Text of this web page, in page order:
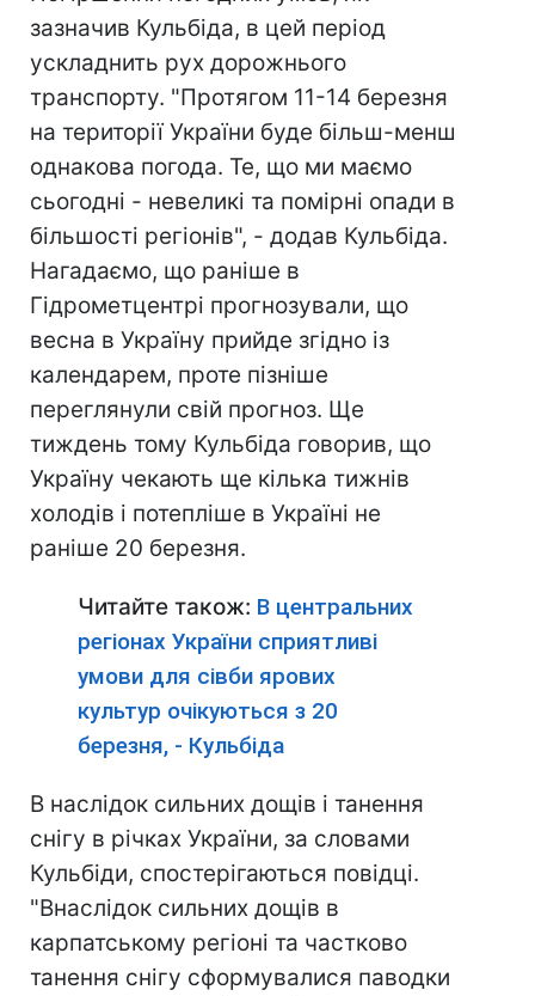
зазначив Кульбіда, в цей період
ускладнить рух дорожнього
транспорту. "Протягом 11-14 березня
на території України буде більш-менш
однакова погода. Те, що ми маємо
сьогодні - невеликі та помірні опади в
більшості регіонів", - додав Кульбіда.
Нагадаємо, що раніше в
Гідрометцентрі прогнозували, що
весна в Україну прийде згідно із
календарем, проте пізніше
переглянули свій прогноз. Ще
тиждень тому Кульбіда говорив, що
Україну чекають ще кілька тижнів
холодів і потепліше в Україні не
раніше 20 березня.
Читайте також: В центральних
регіонах України сприятливі
умови для сівби ярових
культур очікуються з 20
березня, - Кульбіда
В наслідок сильних дощів і танення
снігу в річках України, за словами
Кульбіди, спостерігаються повідці.
"Внаслідок сильних дощів в
карпатському регіоні та частково
танення снігу сформувалися паводки